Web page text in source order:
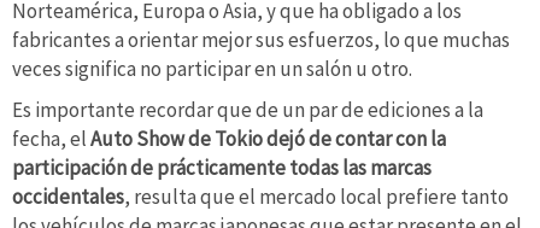
Norteamérica, Europa o Asia, y que ha obligado a los
fabricantes a orientar mejor sus esfuerzos, lo que muchas
veces significa no participar en un salón u otro.
Es importante recordar que de un par de ediciones a la
fecha, elAuto Show de Tokio dejó de contar con la
participación de prácticamente todas las marcas
occidentales, resulta que el mercado local prefiere tanto